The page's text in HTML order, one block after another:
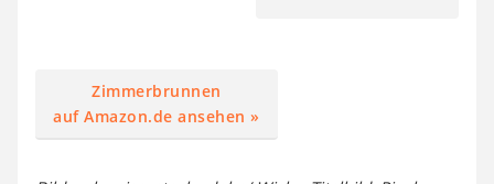
Zimmerbrunnen
auf Amazon.de ansehen »